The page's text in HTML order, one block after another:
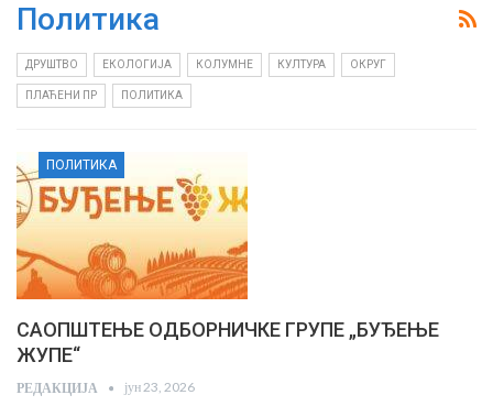
Политика
ДРУШТВО ЕКОЛОГИЈА КОЛУМНЕ КУЛТУРА ОКРУГ
ПЛАЋЕНИ ПР ПОЛИТИКА
ПОЛИТИКА
САОПШТЕЊЕ ОДБОРНИЧКЕ ГРУПЕ „БУЂЕЊЕ
ЖУПЕ“
РЕДАКЦИЈА јун 23, 2026